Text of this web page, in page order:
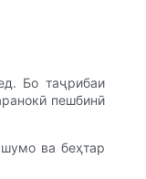
Бо таҷрибаи
пешбинӣ
ва беҳтар